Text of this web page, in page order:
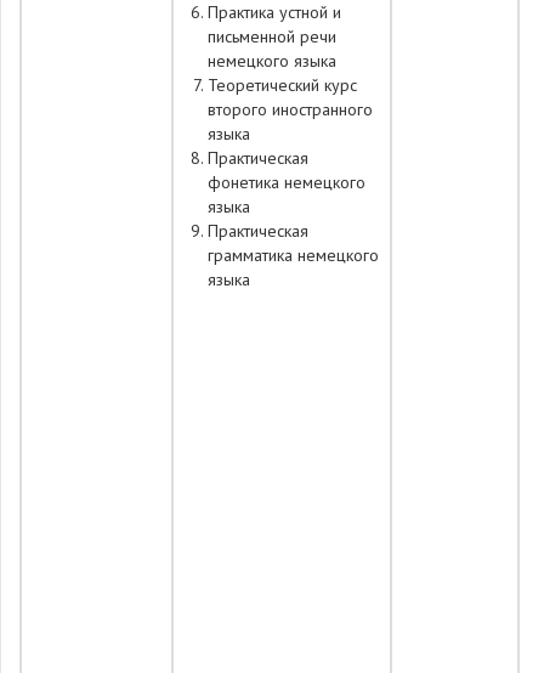
Практика устной и
письменной речи
немецкого языка
Теоретический курс
второго иностранного
языка
Практическая
фонетика немецкого
языка
Практическая
грамматика немецкого
языка